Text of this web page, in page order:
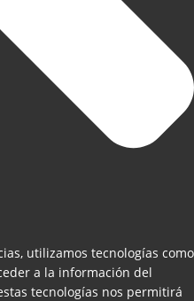
utilizamos tecnologías como
a la información del
tecnologías nos permitirá